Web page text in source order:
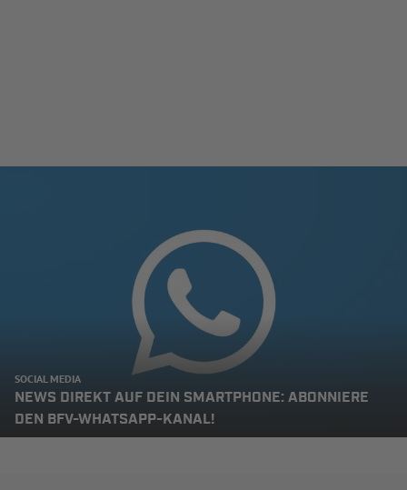
SOCIAL MEDIA
NEWS DIREKT AUF DEIN SMARTPHONE: ABONNIERE
DEN BFV-WHATSAPP-KANAL!